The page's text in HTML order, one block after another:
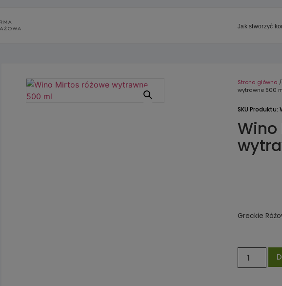
Jak stworzyć
Strona główna
wytrawne 500
SKU Produktu:
Wino
Greckie